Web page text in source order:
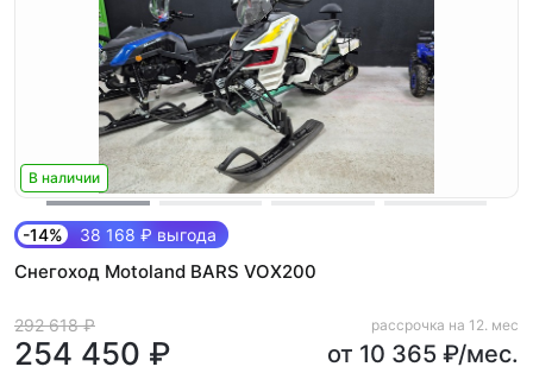
В наличии
-14% 38 168 ₽ выгода
Снегоход Motoland BARS VOX200
292 618 ₽
254 450 ₽
рассрочка на 12. мес
от 10 365 ₽/мес.